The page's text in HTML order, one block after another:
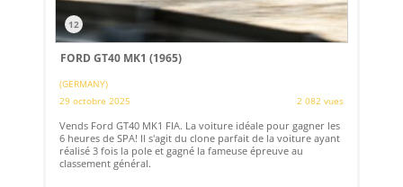
12
FORD GT40 MK1 (1965)
(GERMANY)
29 octobre 2025
2 082 vues
Vends Ford GT40 MK1 FIA. La voiture idéale pour gagner les
6 heures de SPA! Il s'agit du clone parfait de la voiture ayant
réalisé 3 fois la pole et gagné la fameuse épreuve au
classement général.